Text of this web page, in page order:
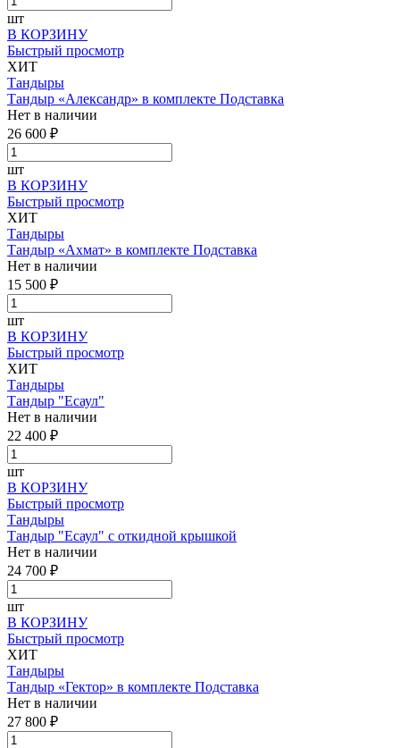
шт
В КОРЗИНУ
Быстрый просмотр
ХИТ
Тандыры
Тандыр «Александр» в комплекте Подставка
Нет в наличии
26 600 ₽
шт
В КОРЗИНУ
Быстрый просмотр
ХИТ
Тандыры
Тандыр «Ахмат» в комплекте Подставка
Нет в наличии
15 500 ₽
шт
В КОРЗИНУ
Быстрый просмотр
ХИТ
Тандыры
Тандыр "Есаул"
Нет в наличии
22 400 ₽
шт
В КОРЗИНУ
Быстрый просмотр
Тандыры
Тандыр "Есаул" с откидной крышкой
Нет в наличии
24 700 ₽
шт
В КОРЗИНУ
Быстрый просмотр
ХИТ
Тандыры
Тандыр «Гектор» в комплекте Подставка
Нет в наличии
27 800 ₽